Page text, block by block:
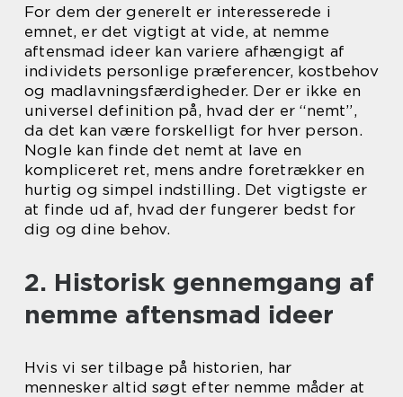
For dem der generelt er interesserede i
emnet, er det vigtigt at vide, at nemme
aftensmad ideer kan variere afhængigt af
individets personlige præferencer, kostbehov
og madlavningsfærdigheder. Der er ikke en
universel definition på, hvad der er “nemt”,
da det kan være forskelligt for hver person.
Nogle kan finde det nemt at lave en
kompliceret ret, mens andre foretrækker en
hurtig og simpel indstilling. Det vigtigste er
at finde ud af, hvad der fungerer bedst for
dig og dine behov.
2. Historisk gennemgang af
nemme aftensmad ideer
Hvis vi ser tilbage på historien, har
mennesker altid søgt efter nemme måder at